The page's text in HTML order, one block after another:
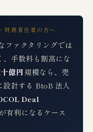
務責任者の方へ
ファクタリングでは
手数料も割高にな
億円規模なら、売
設計する BtoB 法人
Deal
有利になるケース